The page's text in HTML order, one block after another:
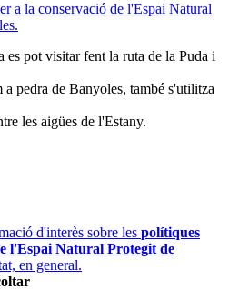
a la conservació de l'Espai Natural
es pot visitar fent la ruta de la Puda i
pedra de Banyoles, també s'utilitza
les aigües de l'Estany.
d'interès sobre les polítiques
l'Espai Natural Protegit de
en general.